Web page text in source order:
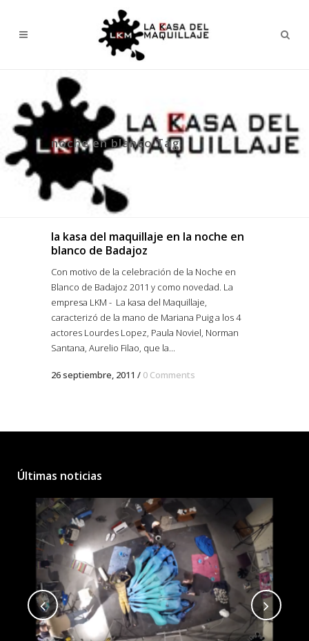
noche en blanco Tag
la kasa del maquillaje en la noche en
blanco de Badajoz
Con motivo de la celebración de la Noche en
Blanco de Badajoz 2011 y como novedad. La
empresa LKM - La kasa del Maquillaje,
caracterizó de la mano de Mariana Puig a los 4
actores Lourdes Lopez, Paula Noviel, Norman
Santana, Aurelio Filao, que la...
26 septiembre, 2011 / 0 Comments
Últimas noticias